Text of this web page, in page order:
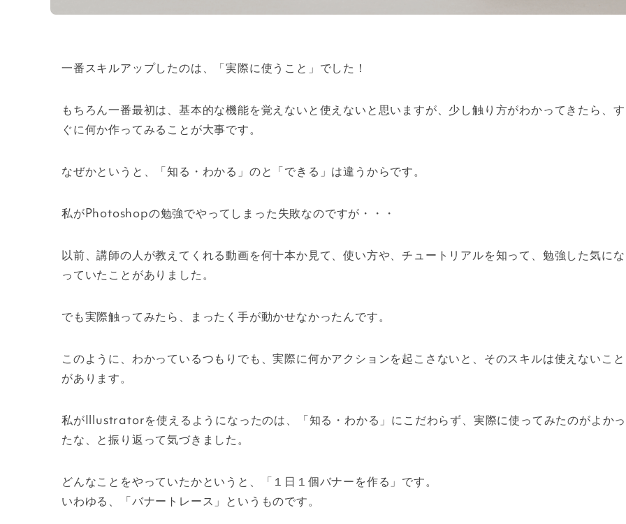
一番スキルアップしたのは、「実際に使うこと」でした！
もちろん一番最初は、基本的な機能を覚えないと使えないと思いますが、少し触り方がわかってきたら、す
ぐに何か作ってみることが大事です。
なぜかというと、「知る・わかる」のと「できる」は違うからです。
私がPhotoshopの勉強でやってしまった失敗なのですが・・・
以前、講師の人が教えてくれる動画を何十本か見て、使い方や、チュートリアルを知って、勉強した気にな
っていたことがありました。
でも実際触ってみたら、まったく手が動かせなかったんです。
このように、わかっているつもりでも、実際に何かアクションを起こさないと、そのスキルは使えないこと
があります。
私がIllustratorを使えるようになったのは、「知る・わかる」にこだわらず、実際に使ってみたのがよかっ
たな、と振り返って気づきました。
どんなことをやっていたかというと、「１日１個バナーを作る」です。
いわゆる、「バナートレース」というものです。